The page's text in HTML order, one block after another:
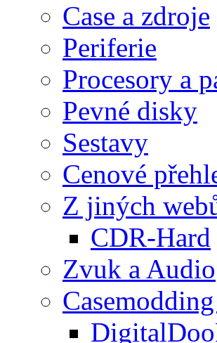
Case a zdroje
Periferie
Procesory a
Pevné disky
Sestavy
Cenové
Z jiných
CDR-Hard
Zvuk a Audio